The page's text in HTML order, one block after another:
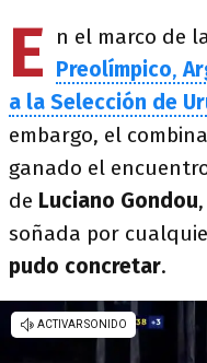
E
n el marco de
Preolímpico,
a la Selección de
embargo, el
ganado el
de Luciano Gondou
soñada por
pudo concretar.